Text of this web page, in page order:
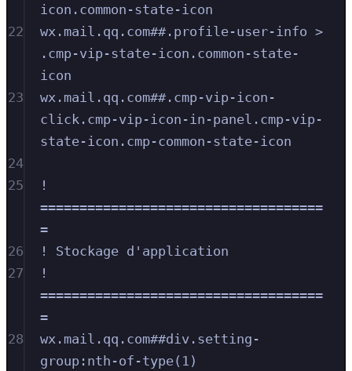
icon.common-state-icon
22
wx.mail.qq.com##.profile-user-info >
.cmp-vip-state-icon.common-state-
icon
23
wx.mail.qq.com##.cmp-vip-icon-
click.cmp-vip-icon-in-panel.cmp-vip-
state-icon.cmp-common-state-icon
24
25
!
====================================
=
26
! Stockage d'application
27
!
====================================
=
28
wx.mail.qq.com##div.setting-
group:nth-of-type(1)